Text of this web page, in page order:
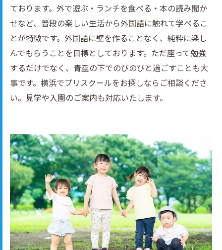
ております。外で遊ぶ・ランチを食べる・本の読み聞か
せなど、普段の楽しい生活から外国語に触れて学べるこ
とが特徴です。外国語に壁を作ることなく、純粋に楽し
んでもらうことを目標としております。ただ座って勉強
するだけでなく、青空の下でのびのびと過ごすことも大
事です。横浜でプリスクールをお探しならご相談くださ
い。見学や入園のご案内も対応いたします。